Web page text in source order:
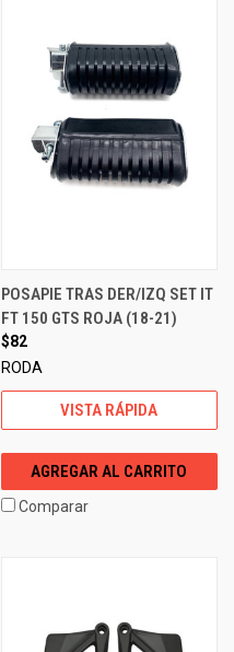
POSAPIE TRAS DER/IZQ SET IT
FT 150 GTS ROJA (18-21)
$82
RODA
VISTA RÁPIDA
AGREGAR AL CARRITO
Comparar